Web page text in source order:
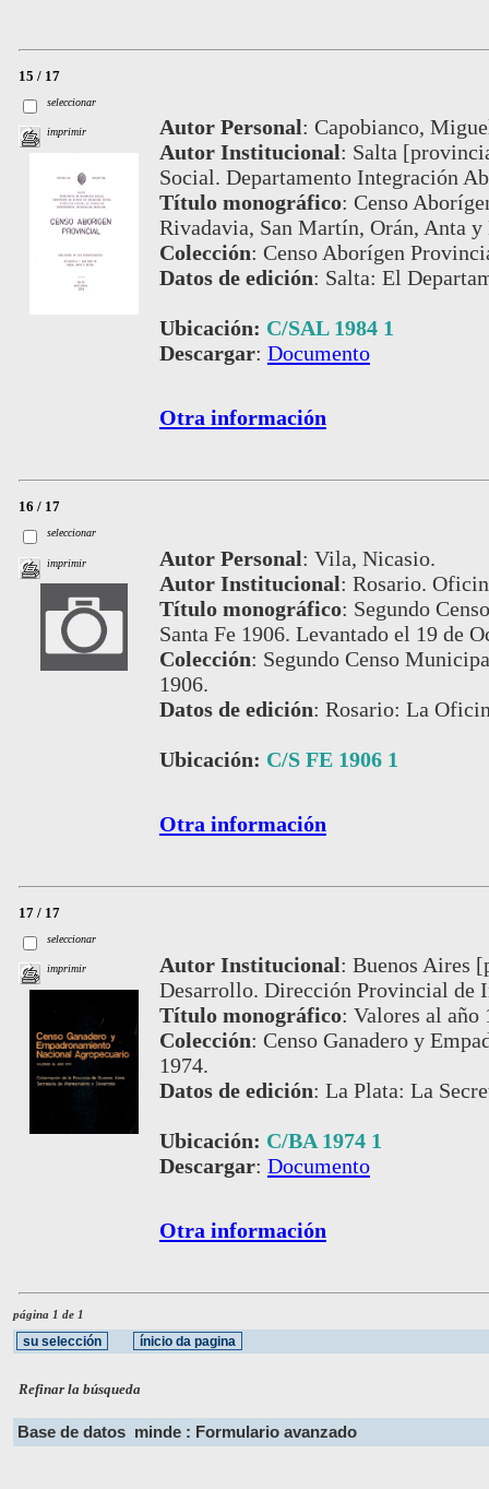
15 / 17
seleccionar
imprimir Autor Personal: Capobianco,
Autor Institucional: Salta
Social. Departamento Integración
Título monográfico: Censo
Rivadavia, San Martín, Orán, Anta y
Colección: Censo Aborígen
Datos de edición: Salta: El
Ubicación: C/SAL 1984 1
Descargar: Documento
Otra información
16 / 17
seleccionar
imprimir Autor Personal: Vila, Nicasio.
Autor Institucional: Rosario.
Título monográfico: Segundo
Santa Fe 1906. Levantado el 19 de
Colección: Segundo Censo
1906.
Datos de edición: Rosario: La
Ubicación: C/S FE 1906 1
Otra información
17 / 17
seleccionar
imprimir Autor Institucional: Buenos Aires
Desarrollo. Dirección Provincial de
Título monográfico: Valores al año
Colección: Censo Ganadero y
1974.
Datos de edición: La Plata: La
Ubicación: C/BA 1974 1
Descargar: Documento
Otra información
página 1 de 1
Refinar la búsqueda
Base de datos minde : Formulario avanzado